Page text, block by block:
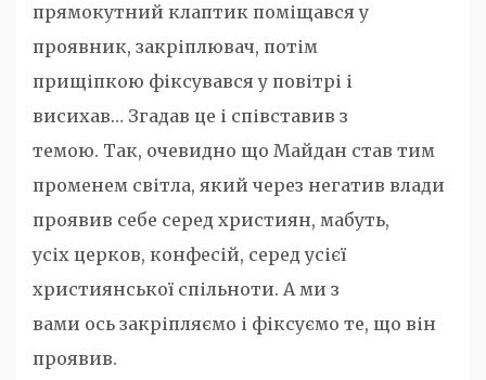
прямокутний клаптик поміщався у
проявник, закріплювач, потім
прищіпкою фіксувався у повітрі і
висихав… Згадав це і співставив з
темою. Так, очевидно що Майдан став тим
променем світла, який через негатив влади
проявив себе серед християн, мабуть,
усіх церков, конфесій, серед усієї
християнської спільноти. А ми з
вами ось закріпляємо і фіксуємо те, що він
проявив.